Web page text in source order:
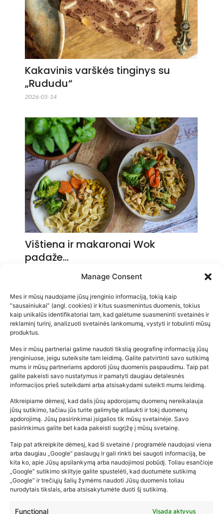
Manage Consent
Mes ir mūsų naudojame jūsų įrenginio informaciją, tokią kaip
“sausainiukai” (angl. cookies) ir kitus suasmenintus duomenis, tokius
kaip unikalūs identifikatoriai tam, kad galėtume suasmeninti svetainės ir
reklaminį turinį, analizuoti svetainės lankomumą, vystyti ir tobulinti mūsų
produktus.
Mes ir mūsų partneriai galime naudoti tikslią geografinę informaciją jūsų
įrenginiuose, jeigu suteiksite tam leidimą. Galite patvirtinti savo sutikimą
mums ir mūsų partneriams apdoroti jūsų duomenis paspaudimu. Taip pat
galite pakeisti savo nustatymus ir pamatyti daugiau detalesnės
informacijos prieš suteikdami arba atsisakydami suteikti mums leidimą.
Atkreipiame dėmesį, kad dalis jūsų apdorojamų duomenų nereikalauja
jūsų sutikimo, tačiau jūs turite galimybę atšaukti ir tokį duomenų
apdorojimą. Jūsų pasirinkimai įsigalios tik mūsų svetainėje. Savo
pasirinkimus galite bet kada pakeisti sugrįžę į mūsų svetainę.
Taip pat atkreipkite dėmesį, kad ši svetainė / programėlė naudojasi viena
arba daugiau „Google“ paslaugų ir gali rinkti bei saugoti informaciją, be
kita ko, apie Jūsų apsilankymą arba naudojimosi pobūdį. Toliau esančioje
„Google“ sutikimo skiltyje galite spustelėti, kad duotumėte sutikimą
„Google“ ir trečiųjų šalių žymėms naudoti Jūsų duomenis toliau
nurodytais tikslais, arba atsisakytumėte duoti šį sutikimą.
Functional Visada aktyvus
Kakavinis varškės tinginys su
„Rududu“
2026-05-14
Vištiena ir makaronai Wok
padaže…
Populiariausios parduotuvės
kūdikių tyrelės –…
2026-02-22